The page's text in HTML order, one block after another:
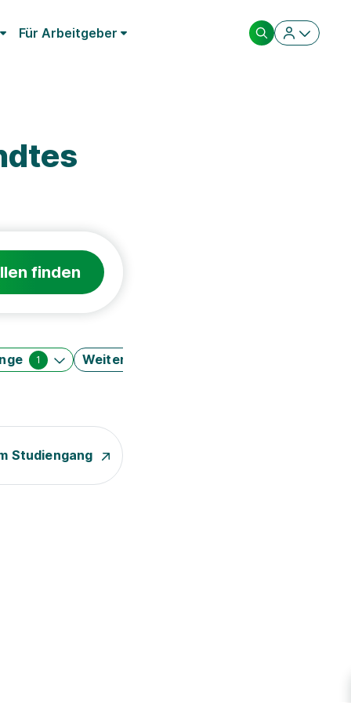
Für Arbeitgeber
finden
1 Weitere Filter
Studiengang